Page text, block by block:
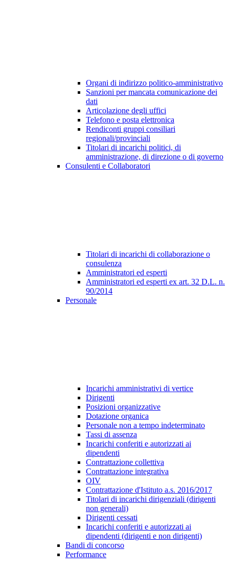
Organi di indirizzo politico-amministrativo
Sanzioni per mancata comunicazione dei
dati
Articolazione degli uffici
Telefono e posta elettronica
Rendiconti gruppi consiliari
regionali/provinciali
Titolari di incarichi politici, di
amministrazione, di direzione o di governo
Consulenti e Collaboratori
Titolari di incarichi di collaborazione o
consulenza
Amministratori ed esperti
Amministratori ed esperti ex art. 32 D.L. n.
90/2014
Personale
Incarichi amministrativi di vertice
Dirigenti
Posizioni organizzative
Dotazione organica
Personale non a tempo indeterminato
Tassi di assenza
Incarichi conferiti e autorizzati ai
dipendenti
Contrattazione collettiva
Contrattazione integrativa
OIV
Contrattazione d'Istituto a.s. 2016/2017
Titolari di incarichi dirigenziali (dirigenti
non generali)
Dirigenti cessati
Incarichi conferiti e autorizzati ai
dipendenti (dirigenti e non dirigenti)
Bandi di concorso
Performance